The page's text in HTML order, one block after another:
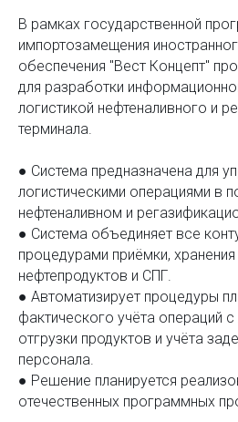
В рамках государственной
импортозамещения
обеспечения "Вест Концепт"
для разработки
логистикой нефтеналивного и
терминала.
● Система предназначена для
логистическими операциями в
нефтеналивном и
● Система объединяет все
процедурами приёмки, хранения
нефтепродуктов и СПГ.
● Автоматизирует процедуры
фактического учёта операций
отгрузки продуктов и учёта
персонала.
● Решение планируется
отечественных программных